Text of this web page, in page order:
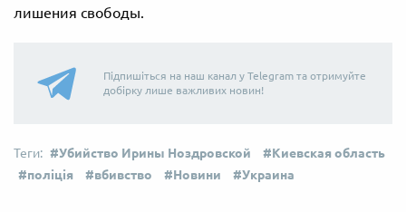
лишения свободы.
Підпишіться на наш канал у Telegram та отримуйте
добірку лише важливих новин!
Убийство Ирины Ноздровской
Киевская область
поліція
вбивство Новини Украина